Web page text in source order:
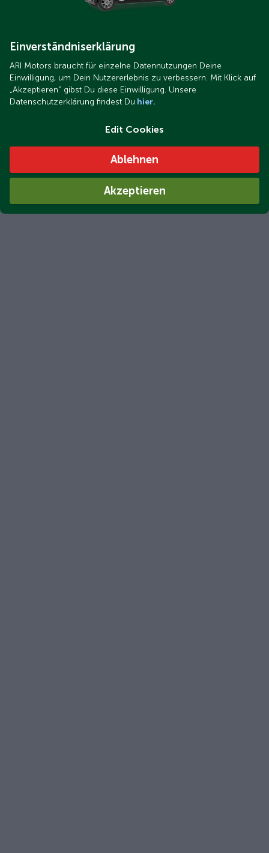
Einverständniserklärung
ARI Motors braucht für einzelne Datennutzungen Deine
Einwilligung, um Dein Nutzererlebnis zu verbessern. Mit Klick auf
„Akzeptieren“ gibst Du diese Einwilligung. Unsere
Datenschutzerklärung findest Du hier.
Edit Cookies
Ablehnen
Akzeptieren